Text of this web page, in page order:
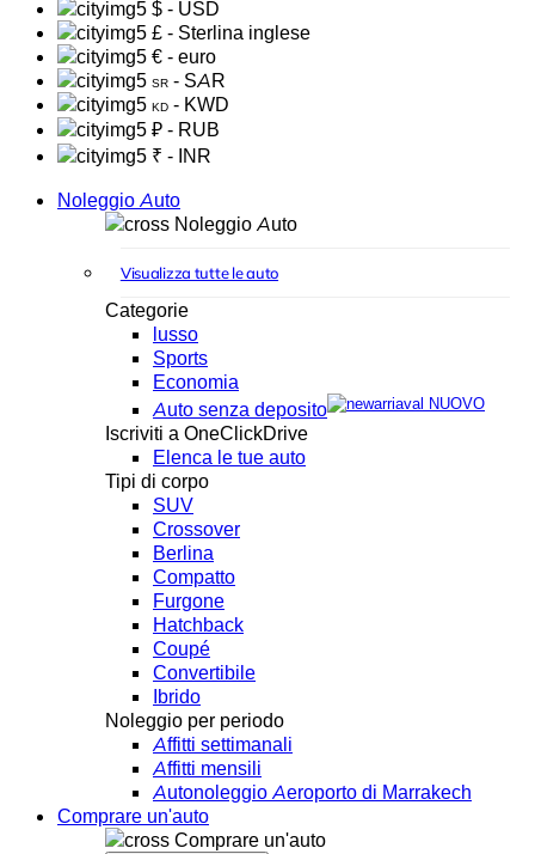
$ - USD
£ - Sterlina inglese
€ - euro
SR - SAR
KD - KWD
₽ - RUB
₹ - INR
Noleggio Auto
Noleggio Auto
Visualizza tutte le auto
Categorie
lusso
Sports
Economia
Auto senza deposito
NUOVO
Iscriviti a OneClickDrive
Elenca le tue auto
Tipi di corpo
SUV
Crossover
Berlina
Compatto
Furgone
Hatchback
Coupé
Convertibile
Ibrido
Noleggio per periodo
Affitti settimanali
Affitti mensili
Autonoleggio Aeroporto di Marrakech
Comprare un'auto
Comprare un'auto